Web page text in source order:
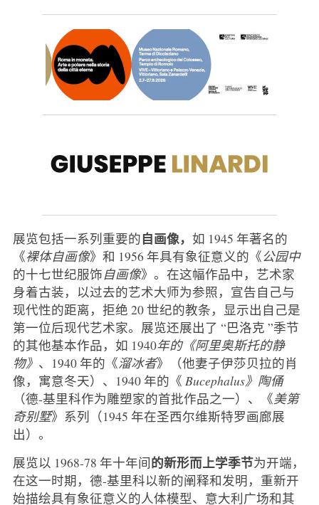
展览包括一系列重要的自画像， 如 1945 年著名的
《裸体自画像》和 1956 年具有象征意义的《公园中
的十七世纪服饰自画像》。在这幅作品中，艺术家
身着古装，以过去的艺术大师为参照，宣告自己与
现代性的距离，拒绝 20 世纪的教条，显示出自己是
第一位后现代艺术家。展览还展出了 “巴洛克 ”季节
的其他基本作品，如 1940年的《阿里奥斯托的静
物》 、1940 年的《溜冰者》（他妻子伊莎贝拉的肖
像，寓意冬天）、1940 年的《 Bucephalus》陶俑
（德-基里科作为雕塑家的首批作品之一）、《美第
奇别墅》系列（1945 年在圣西尔维斯特罗画廊展
出）。
展览以 1968-78 年十年间的新形而上学季节为开端，
在这一时期，德-基里科以新的阐释和发明，重新开
始描绘具有象征意义的人体模型、意大利广场和其